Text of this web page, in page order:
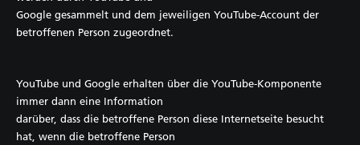
Google gesammelt und dem jeweiligen YouTube-Account der
betroffenen Person zugeordnet.
YouTube und Google erhalten über die YouTube-Komponente
immer dann eine Information
darüber, dass die betroffene Person diese Internetseite besucht
hat, wenn die betroffene Person